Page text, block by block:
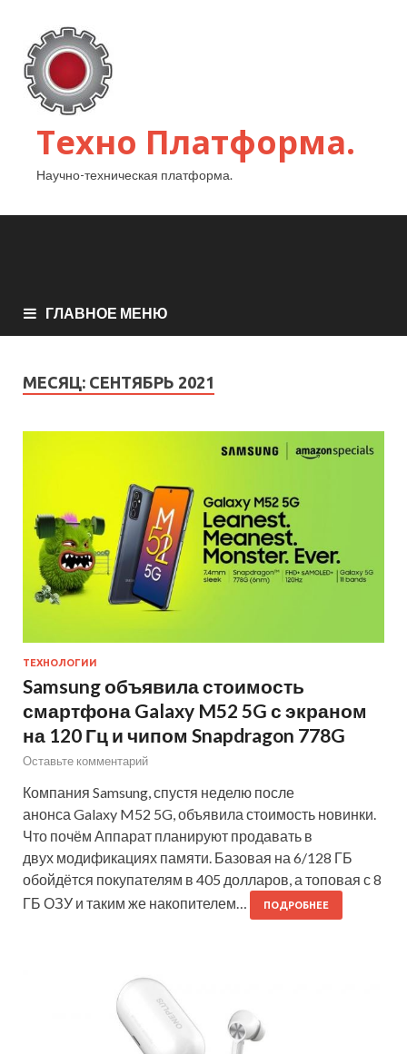
Техно Платформа.
Научно-техническая платформа.
ГЛАВНОЕ МЕНЮ
МЕСЯЦ: СЕНТЯБРЬ 2021
ТЕХНОЛОГИИ
Samsung объявила стоимость
смартфона Galaxy M52 5G с экраном
на 120 Гц и чипом Snapdragon 778G
Оставьте комментарий
Компания Samsung, спустя неделю после
анонса Galaxy M52 5G, объявила стоимость новинки.
Что почём Аппарат планируют продавать в
двух модификациях памяти. Базовая на 6/128 ГБ
обойдётся покупателям в 405 долларов, а топовая с 8
ГБ ОЗУ и таким же накопителем…
ПОДРОБНЕЕ